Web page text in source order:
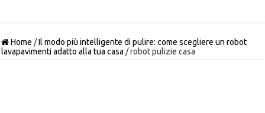
Home /Il modo più intelligente di pulire: come scegliere un robot
lavapavimenti adatto alla tua casa /robot pulizie casa